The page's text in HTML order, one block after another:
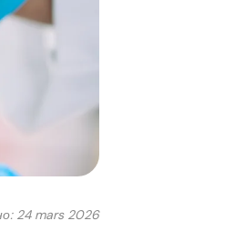
24 mars 2026